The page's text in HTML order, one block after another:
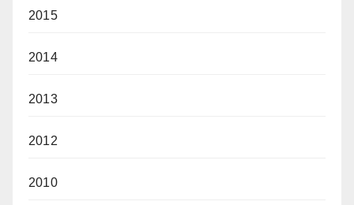
2015
2014
2013
2012
2010